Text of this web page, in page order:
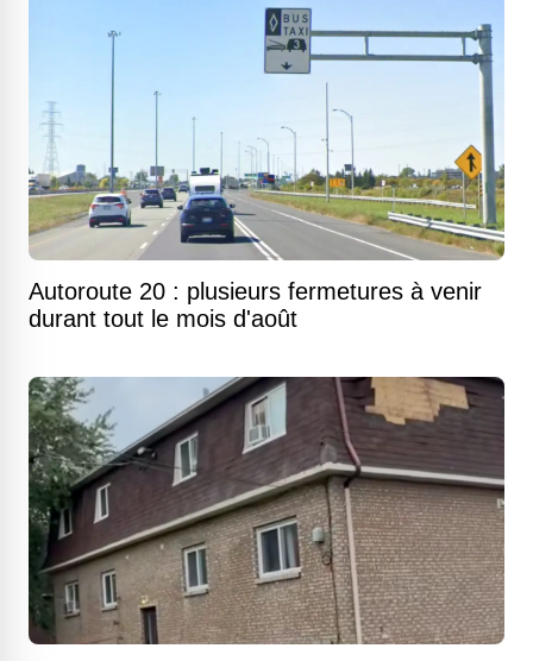
Autoroute 20 : plusieurs fermetures à venir
durant tout le mois d'août